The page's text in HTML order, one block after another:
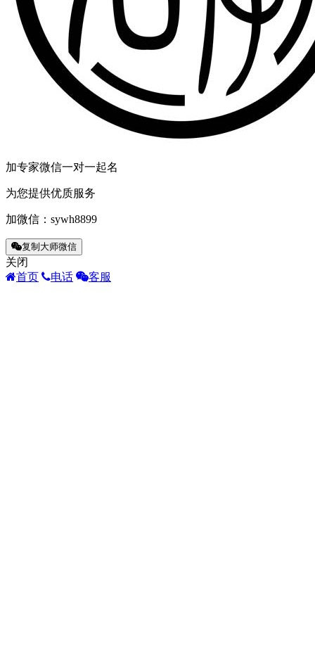
加专家微信一对一起名
为您提供优质服务
加微信： sywh8899
复制大师微信
关闭
首页
电话 客服